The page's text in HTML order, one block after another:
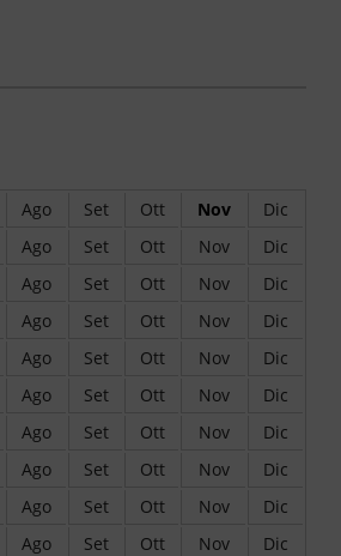
Ago Set Ott Nov
Dic
Ago Set Ott Nov
Dic
Ago Set Ott Nov
Dic
Ago Set Ott Nov
Dic
Ago Set Ott Nov
Dic
Ago Set Ott Nov
Dic
Ago Set Ott Nov
Dic
Ago Set Ott Nov
Dic
Ago Set Ott Nov
Dic
Ago Set Ott Nov
Dic